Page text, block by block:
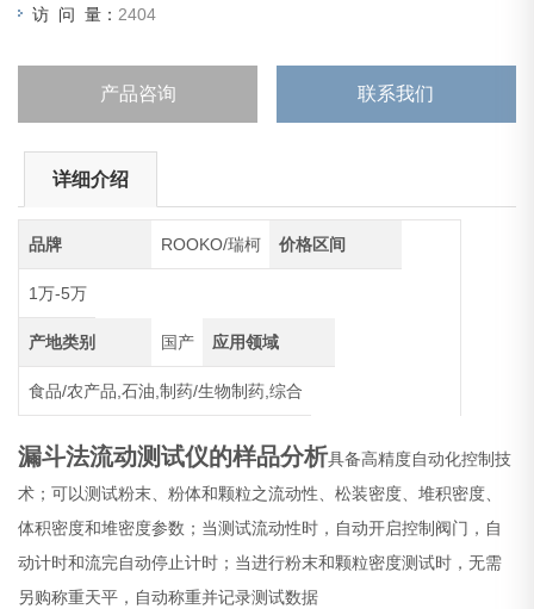
访 问 量： 2404
产品咨询 联系我们
详细介绍
品牌 ROOKO/瑞柯 价格区间
1万-5万
产地类别 国产 应用领域
食品/农产品,石油,制药/生物制药,综合
漏斗法流动测试仪的样品分析具备高精度自动化控制技
术；可以测试粉末、粉体和颗粒之流动性、松装密度、堆积密度、
体积密度和堆密度参数；当测试流动性时，自动开启控制阀门，自
动计时和流完自动停止计时；当进行粉末和颗粒密度测试时，无需
另购称重天平，自动称重并记录测试数据